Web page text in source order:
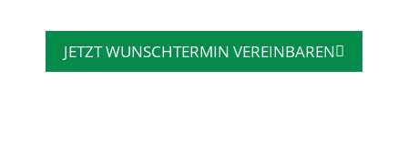
JETZT WUNSCHTERMIN VEREINBAREN